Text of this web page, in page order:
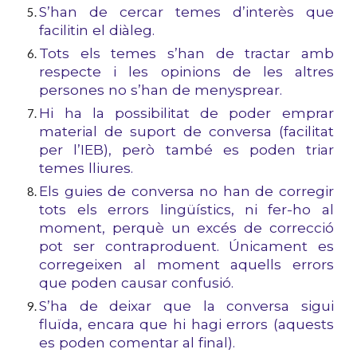
S’han de cercar temes d’interès que
facilitin el diàleg.
Tots els temes s’han de tractar amb
respecte i les opinions de les altres
persones no s’han de menysprear.
Hi ha la possibilitat de poder emprar
material de suport de conversa (facilitat
per l’IEB), però també es poden triar
temes lliures.
Els guies de conversa no han de corregir
tots els errors lingüístics, ni fer-ho al
moment, perquè un excés de correcció
pot ser contraproduent. Únicament es
corregeixen
al moment aquells errors
que poden causar confusió.
S’ha de deixar que la conversa sigui
fluïda, encara que hi hagi errors (aquests
es poden comentar al final).